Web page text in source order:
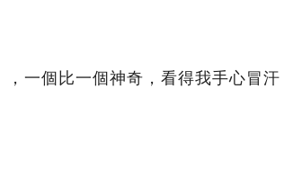
一個比一個神奇，看得我手心冒汗